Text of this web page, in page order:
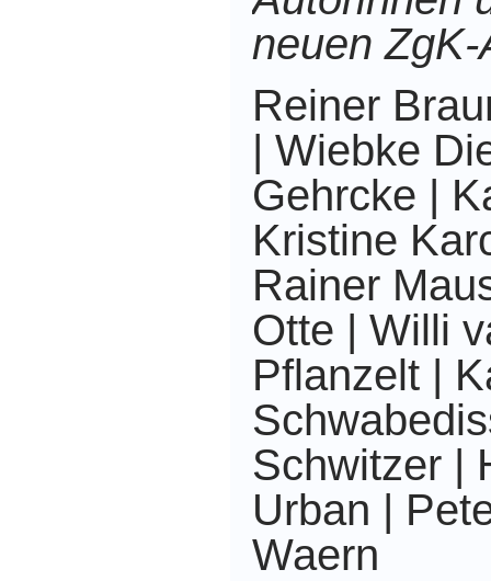
neuen
Reiner
| Wiebke
Gehrcke |
Kristine
Rainer
Otte | Willi
Pflanzelt |
Schwitzer |
Urban |
Waern